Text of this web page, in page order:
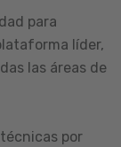
para
líder,
las áreas de
por